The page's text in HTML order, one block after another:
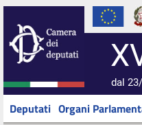
dal
Deputati Organi